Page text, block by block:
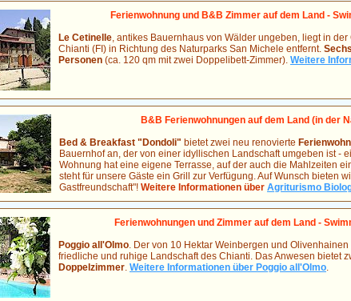
Ferienwohnung und B&B Zimmer auf dem Land -
Le Cetinelle, antikes Bauernhaus von Wälder ungeben, liegt in
Chianti (FI) in Richtung des Naturparks San Michele entfernt.
Personen (ca. 120 qm mit zwei Doppelibett-Zimmer). Weitere
B&B Ferienwohnungen auf dem Land (in der
Bed & Breakfast "Dondoli" bietet zwei neu renovierte
Bauernhof an, der von einer idyllischen Landschaft umgeben ist -
Wohnung hat eine eigene Terrasse, auf der auch die Mahlzeiten
steht für unsere Gäste ein Grill zur Verfügung. Auf Wunsch bieten
Gastfreundschaft"! Weitere Informationen über Agriturismo
Ferienwohnungen und Zimmer auf dem Land -
Poggio all'Olmo. Der von 10 Hektar Weinbergen und
friedliche und ruhige Landschaft des Chianti. Das Anwesen bietet
Doppelzimmer. Weitere Informationen über Poggio all'Olmo.